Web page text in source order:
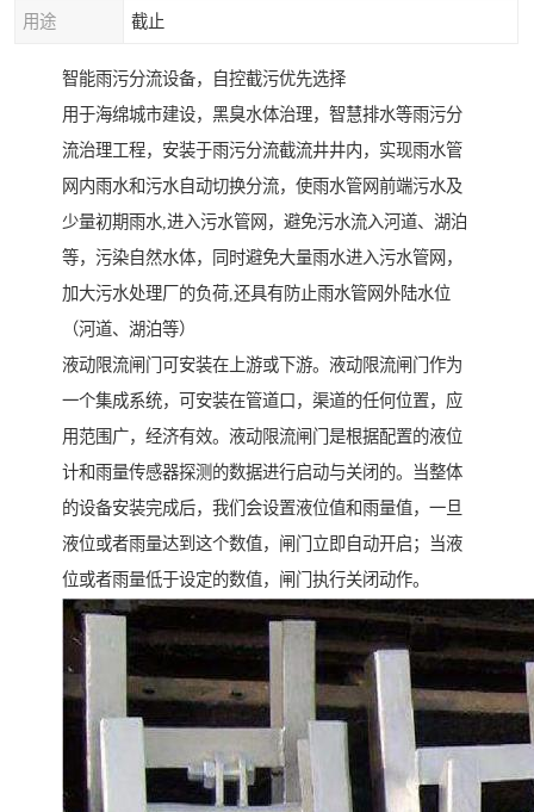
用途 截止
智能雨污分流设备，自控截污优先选择
用于海绵城市建设，黑臭水体治理，智慧排水等雨污分
流治理工程，安装于雨污分流截流井井内，实现雨水管
网内雨水和污水自动切换分流，使雨水管网前端污水及
少量初期雨水,进入污水管网，避免污水流入河道、湖泊
等，污染自然水体，同时避免大量雨水进入污水管网，
加大污水处理厂的负荷,还具有防止雨水管网外陆水位
（河道、湖泊等）
液动限流闸门可安装在上游或下游。液动限流闸门作为
一个集成系统，可安装在管道口，渠道的任何位置，应
用范围广，经济有效。液动限流闸门是根据配置的液位
计和雨量传感器探测的数据进行启动与关闭的。当整体
的设备安装完成后，我们会设置液位值和雨量值，一旦
液位或者雨量达到这个数值，闸门立即自动开启；当液
位或者雨量低于设定的数值，闸门执行关闭动作。